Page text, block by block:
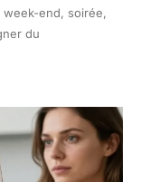
end, soirée,
du